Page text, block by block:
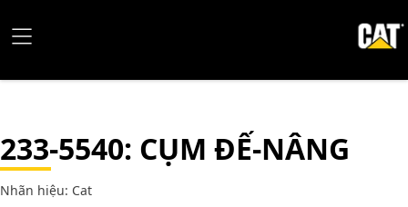
233-5540: CỤM ĐẾ-NÂNG
Nhãn hiệu: Cat